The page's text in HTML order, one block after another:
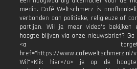
media. Café Weltschmerz is
verbonden aan politieke, religieuze of
partijen. Wil je meer video's bekijken
hoogte blijven via onze nieuwsbrief? Ga
<a
href="https://www.cafeweltschmerz.nl/
Wil">Klik hier</a> je op de